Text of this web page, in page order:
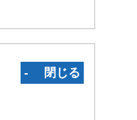
‐ 閉じる